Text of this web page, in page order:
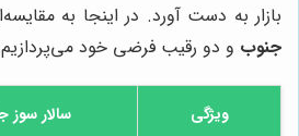
بازار به دست آورد. در اینجا به
جنوب و دو رقیب فرضی خود
ویژگی سالار سوز